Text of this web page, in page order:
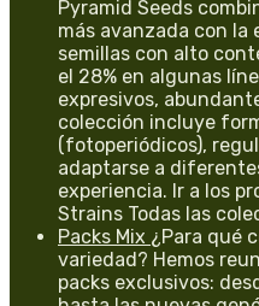
Pyramid Seeds
más avanzada con la
semillas con alto
el 28% en algunas
expresivos,
colección incluye
(fotoperiódicos),
adaptarse a
experiencia. Ir a los
Strains Todas las
Packs Mix ¿Para qué
variedad? Hemos
packs exclusivos: